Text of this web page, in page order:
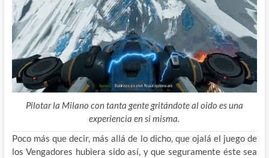
Pilotar la Milano con tanta gente gritándote al oido es una
experiencia en si misma.
Poco más que decir, más allá de lo dicho, que ojalá el juego de
los Vengadores hubiera sido así, y que seguramente éste sea